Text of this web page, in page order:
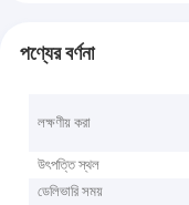
পণ্যের বর্ণনা
লক্ষণীয় করা
উৎপত্তি স্থল
ডেলিভারি সময়